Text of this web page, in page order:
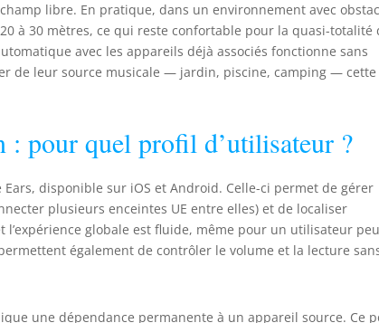
libre. En pratique, dans un environnement avec
à 30 mètres, ce qui reste confortable pour la quasi-totalité
avec les appareils déjà associés fonctionne sans
de leur source musicale — jardin, piscine, camping — cette
: pour quel profil d’utilisateur ?
Ears, disponible sur iOS et Android. Celle-ci permet de gérer
plusieurs enceintes UE entre elles) et de localiser
l’expérience globale est fluide, même pour un utilisateur peu
également de contrôler le volume et la lecture
une dépendance permanente à un appareil source. Ce